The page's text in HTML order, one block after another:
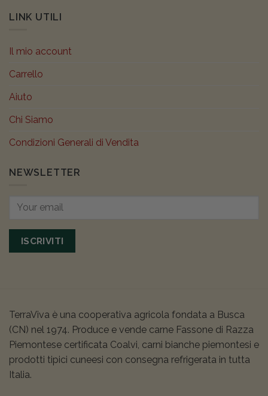
LINK UTILI
Il mio account
Carrello
Aiuto
Chi Siamo
Condizioni Generali di Vendita
NEWSLETTER
ISCRIVITI
TerraViva è una cooperativa agricola fondata a Busca
(CN) nel 1974. Produce e vende carne Fassone di Razza
Piemontese certificata Coalvi, carni bianche piemontesi e
prodotti tipici cuneesi con consegna refrigerata in tutta
Italia.